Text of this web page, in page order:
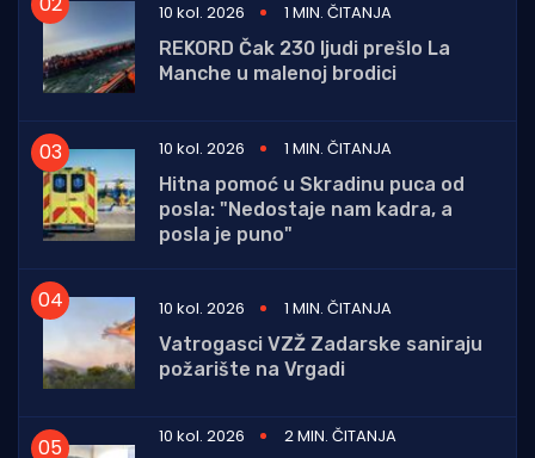
10 kol. 2026
1 MIN. ČITANJA
REKORD Čak 230 ljudi prešlo La
Manche u malenoj brodici
10 kol. 2026
1 MIN. ČITANJA
Hitna pomoć u Skradinu puca od
posla: "Nedostaje nam kadra, a
posla je puno"
10 kol. 2026
1 MIN. ČITANJA
Vatrogasci VZŽ Zadarske saniraju
požarište na Vrgadi
10 kol. 2026
2 MIN. ČITANJA